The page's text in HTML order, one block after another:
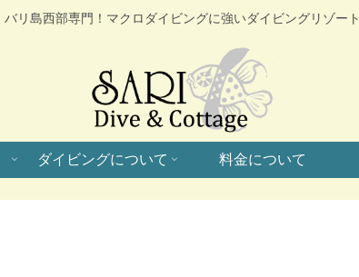
バリ島西部専門！マクロダイビングに強いダイビングリゾート
ダイビングについて 料金について